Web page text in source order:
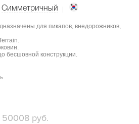
Симметричный
для пикапов, внедорожников,
бесшовной конструкции.
руб.